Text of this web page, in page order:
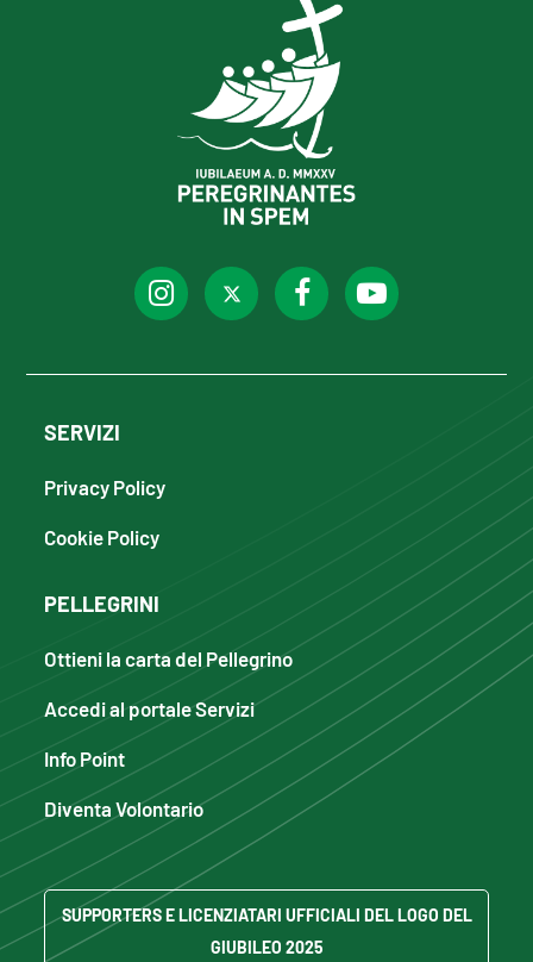
SERVIZI
Privacy Policy
Cookie Policy
PELLEGRINI
Ottieni la carta del Pellegrino
Accedi al portale Servizi
Info Point
Diventa Volontario
SUPPORTERS E LICENZIATARI UFFICIALI DEL LOGO DEL
GIUBILEO 2025